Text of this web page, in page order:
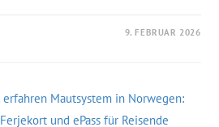
9. FEBRUAR 2026